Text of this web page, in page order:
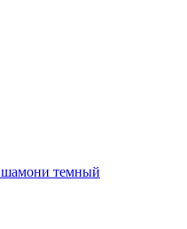
шамони темный